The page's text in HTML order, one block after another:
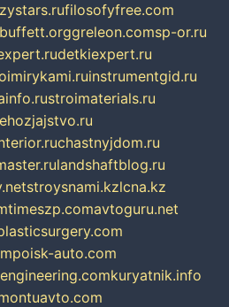
filosofyfree.com
greleon.comsp-or.ru
detkiexpert.ru
instrumentgid.ru
stroimaterials.ru
chastnyjdom.ru
landshaftblog.ru
stroysnami.kzlcna.kz
timeszp.comavtoguru.net
poisk-auto.com
kuryatnik.info